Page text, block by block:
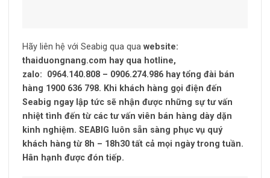
Hãy liên hệ với Seabig qua qua website:
thaiduongnang.com hay qua hotline,
zalo: 0964.140.808 – 0906.274.986 hay tổng đài bán
hàng 1900 636 798. Khi khách hàng gọi điện đến
Seabig ngay lập tức sẽ nhận được những sự tư vấn
nhiệt tình đến từ các tư vấn viên bán hàng dày dặn
kinh nghiệm. SEABIG luôn sẵn sàng phục vụ quý
khách hàng từ 8h – 18h30 tất cả mọi ngày trong tuần.
Hân hạnh được đón tiếp.